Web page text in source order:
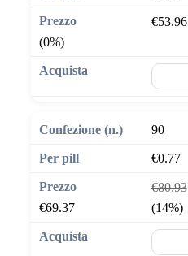
€53.96
(0%)
90
€0.77
€80.93
€69.37
(14%)